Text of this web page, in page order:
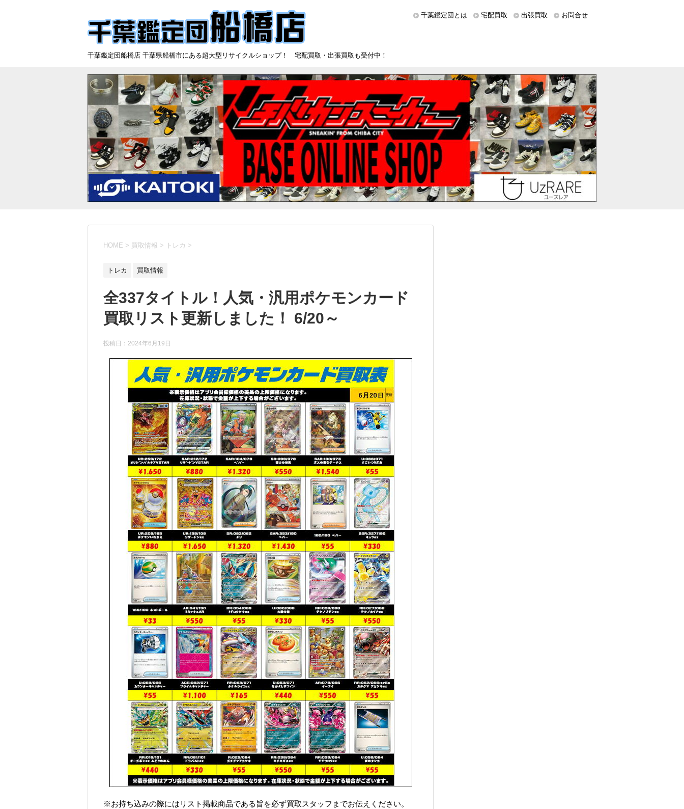
千葉鑑定団船橋店 千葉県船橋市にある超大型リサイクルショップ！ 宅配買取・出張買取も受付中！
千葉鑑定団とは 宅配買取 出張買取 お問合せ
HOME > 買取情報 > トレカ >
トレカ 買取情報
全337タイトル！人気・汎用ポケモンカード
買取リスト更新しました！ 6/20～
投稿日： 2024年6月19日
※お持ち込みの際にはリスト掲載商品である旨を必ず買取スタッフまでお伝えください。